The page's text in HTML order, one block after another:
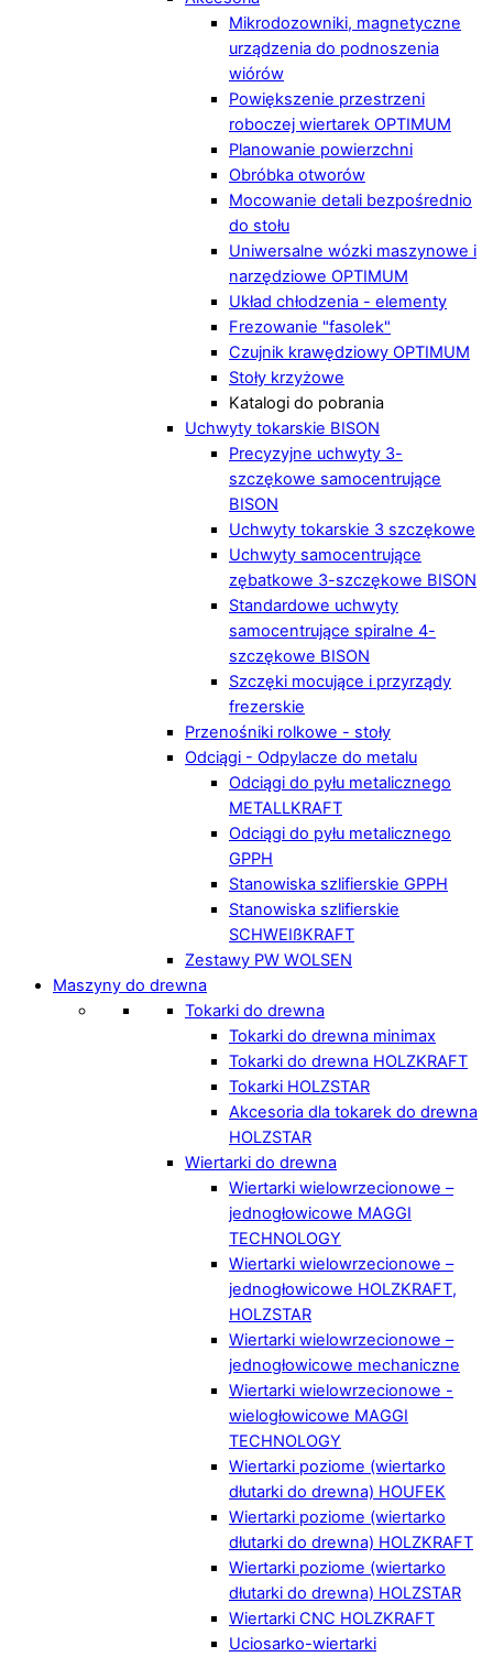
Mikrodozowniki, magnetyczne
urządzenia do podnoszenia
wiórów
Powiększenie przestrzeni
roboczej wiertarek OPTIMUM
Planowanie powierzchni
Obróbka otworów
Mocowanie detali bezpośrednio
do stołu
Uniwersalne wózki maszynowe i
narzędziowe OPTIMUM
Układ chłodzenia - elementy
Frezowanie "fasolek"
Czujnik krawędziowy OPTIMUM
Stoły krzyżowe
Katalogi do pobrania
Uchwyty tokarskie BISON
Precyzyjne uchwyty 3-
szczękowe samocentrujące
BISON
Uchwyty tokarskie 3 szczękowe
Uchwyty samocentrujące
zębatkowe 3-szczękowe BISON
Standardowe uchwyty
samocentrujące spiralne 4-
szczękowe BISON
Szczęki mocujące i przyrządy
frezerskie
Przenośniki rolkowe - stoły
Odciągi - Odpylacze do metalu
Odciągi do pyłu metalicznego
METALLKRAFT
Odciągi do pyłu metalicznego
GPPH
Stanowiska szlifierskie GPPH
Stanowiska szlifierskie
SCHWEIßKRAFT
Zestawy PW WOLSEN
Maszyny do drewna
Tokarki do drewna
Tokarki do drewna minimax
Tokarki do drewna HOLZKRAFT
Tokarki HOLZSTAR
Akcesoria dla tokarek do drewna
HOLZSTAR
Wiertarki do drewna
Wiertarki wielowrzecionowe –
jednogłowicowe MAGGI
TECHNOLOGY
Wiertarki wielowrzecionowe –
jednogłowicowe HOLZKRAFT,
HOLZSTAR
Wiertarki wielowrzecionowe –
jednogłowicowe mechaniczne
Wiertarki wielowrzecionowe -
wielogłowicowe MAGGI
TECHNOLOGY
Wiertarki poziome (wiertarko
dłutarki do drewna) HOUFEK
Wiertarki poziome (wiertarko
dłutarki do drewna) HOLZKRAFT
Wiertarki poziome (wiertarko
dłutarki do drewna) HOLZSTAR
Wiertarki CNC HOLZKRAFT
Uciosarko-wiertarki